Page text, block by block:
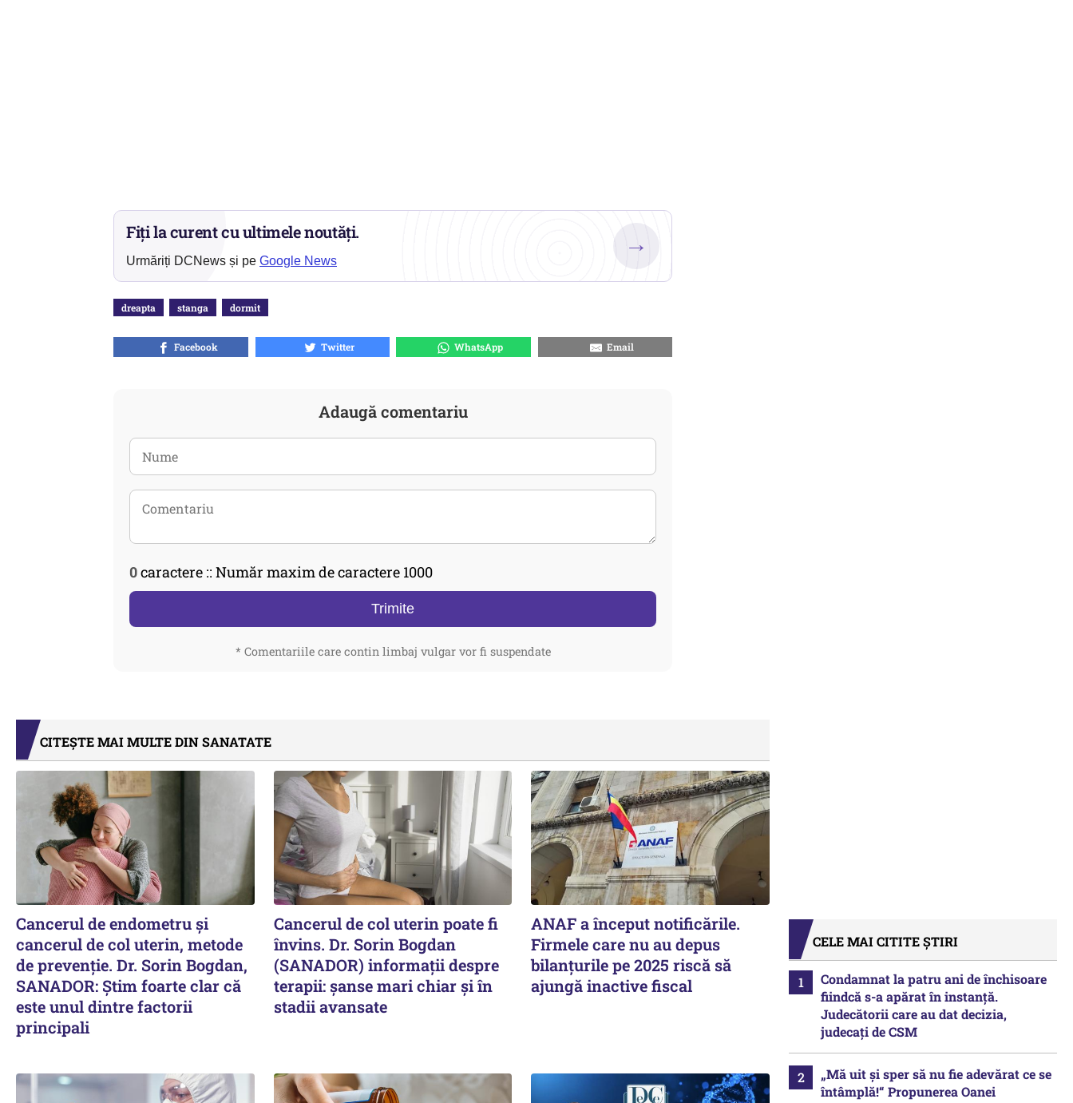
Fiți la curent cu ultimele noutăți.
Urmăriți DCNews și pe Google News
→
dreapta stanga dormit
Facebook Twitter WhatsApp Email
Adaugă comentariu
0caractere :: Număr maxim de caractere 1000
Trimite
* Comentariile care contin limbaj vulgar vor fi suspendate
CITEȘTE MAI MULTE DIN SANATATE
Cancerul de endometru și
cancerul de col uterin, metode
de prevenție. Dr. Sorin Bogdan,
SANADOR: Știm foarte clar că
este unul dintre factorii
principali
Cancerul de col uterin poate fi
învins. Dr. Sorin Bogdan
(SANADOR) informații despre
terapii: șanse mari chiar și în
stadii avansate
ANAF a început notificările.
Firmele care nu au depus
bilanțurile pe 2025 riscă să
ajungă inactive fiscal
CELE MAI CITITE ȘTIRI
Condamnat la patru ani de închisoare
fiindcă s-a apărat în instanță.
Judecătorii care au dat decizia,
judecați de CSM
„Mă uit și sper să nu fie adevărat ce se
întâmplă!“ Propunerea Oanei